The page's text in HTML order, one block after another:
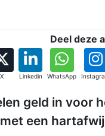
Deel deze
X Linkedin WhatsApp
geld in voor
een